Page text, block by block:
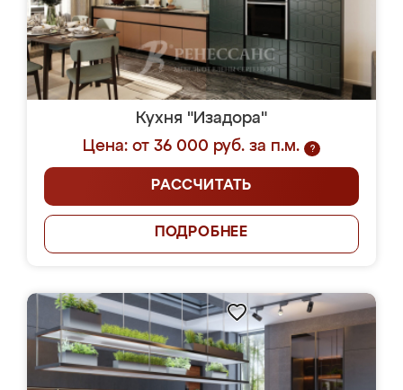
Кухня "Изадора"
Цена: от 36 000 руб. за п.м.
?
РАССЧИТАТЬ
ПОДРОБНЕЕ